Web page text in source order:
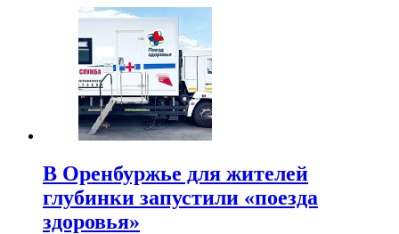
В Оренбуржье для жителей
глубинки запустили «поезда
здоровья»